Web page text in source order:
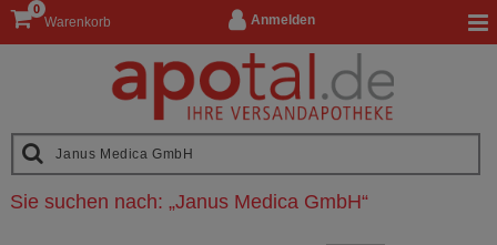
Anmelden
Warenkorb
0
Sie suchen nach: „Janus Medica GmbH“